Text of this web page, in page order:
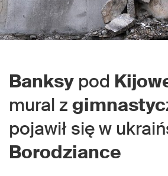
Banksy pod
mural z
pojawił się w
Borodziance